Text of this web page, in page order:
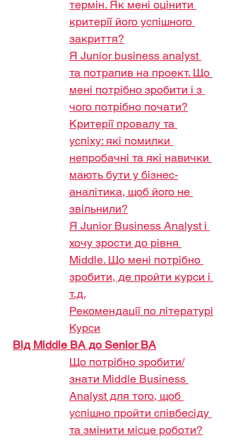
термін. Як мені оцінити
критерії його успішного
закриття?
Я Junior business analyst
та потрапив на проект. Що
мені потрібно зробити і з
чого потрібно почати?
Критерії провалу та
успіху: які помилки
непробачні та які навички
мають бути у бізнес-
аналітика, щоб його не
звільнили?
Я Junior Business Analyst і
хочу зрости до рівня
Middle. Що мені потрібно
зробити, де пройти курси і
т.д.
Рекомендації по літературі
Курси
Від Middle BA до Senior BA
Що потрібно зробити/
знати Middle Business
Analyst для того, щоб
успішно пройти співбесіду
та змінити місце роботи?